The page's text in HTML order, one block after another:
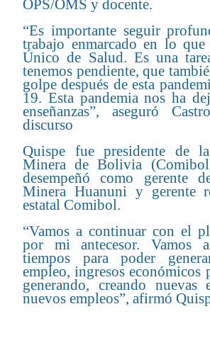
OPS/OMS y docente.
“Es importante seguir
trabajo enmarcado en lo que
Único de Salud. Es una
tenemos pendiente, que
golpe después de esta
19. Esta pandemia nos ha
enseñanzas”, aseguró
discurso
Quispe fue presidente de
Minera de Bolivia
desempeñó como gerente
Minera Huanuni y gerente
estatal Comibol.
“Vamos a continuar con el
por mi antecesor. Vamos
tiempos para poder
empleo, ingresos económicos
generando, creando nuevas
nuevos empleos”, afirmó